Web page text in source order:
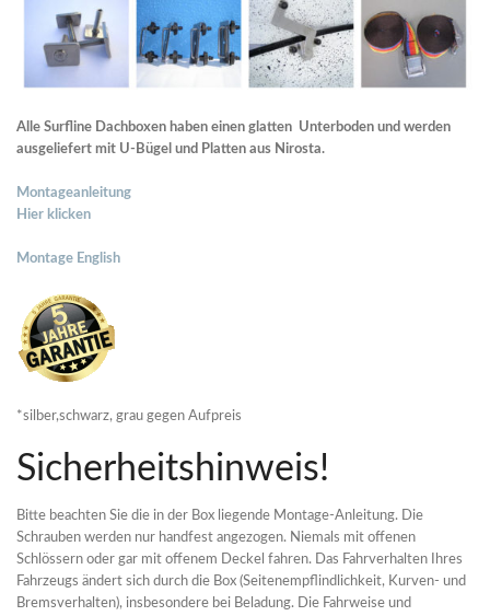
Alle Surfline Dachboxen haben einen glatten Unterboden und werden
ausgeliefert mit U-Bügel und Platten aus Nirosta.
Montageanleitung
Hier klicken
Montage English
*silber,schwarz, grau gegen Aufpreis
Sicherheitshinweis!
Bitte beachten Sie die in der Box liegende Montage-Anleitung. Die
Schrauben werden nur handfest angezogen. Niemals mit offenen
Schlössern oder gar mit offenem Deckel fahren. Das Fahrverhalten Ihres
Fahrzeugs ändert sich durch die Box (Seitenempflindlichkeit, Kurven- und
Bremsverhalten), insbesondere bei Beladung. Die Fahrweise und